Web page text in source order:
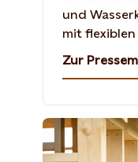
und
mit
Norwegen.
Zur